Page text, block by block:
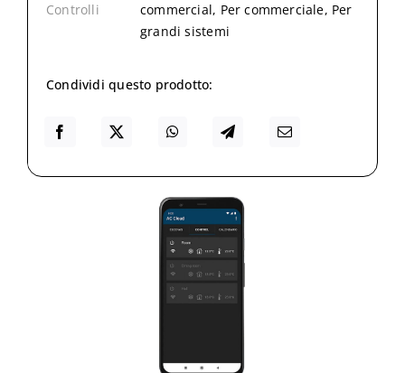
Controlli
commercial, Per commerciale, Per
grandi sistemi
Condividi questo prodotto: